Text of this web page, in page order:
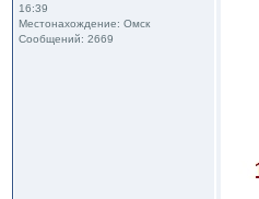
16:39
Местонахождение: Омск
Сообщений: 2669